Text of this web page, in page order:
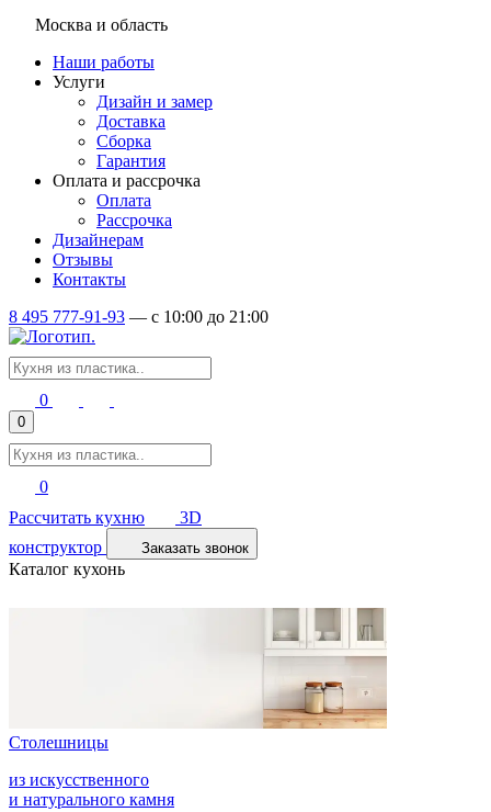
Москва и область
Наши работы
Услуги
Дизайн и замер
Доставка
Сборка
Гарантия
Оплата и рассрочка
Оплата
Рассрочка
Дизайнерам
Отзывы
Контакты
8 495 777-91-93 — c 10:00 до 21:00
0
0
0
Рассчитать кухню
3D
конструктор
Заказать звонок
Каталог кухонь
Столешницы
из искусственного
и натурального камня